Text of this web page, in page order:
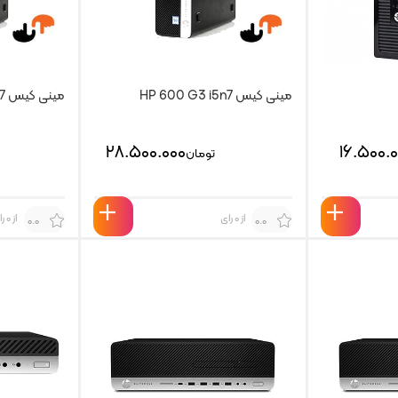
مینی کیس HP 600 G3 i5n7
تومان۲۸.۵۰۰.۰۰۰
0.0 از 0 رای
مینی کیس HP 800 G3 i5n7
0.0 از 0 رای